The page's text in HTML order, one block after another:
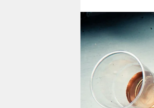
verlag
verlag
veranstaltungen
fragen & hilfe